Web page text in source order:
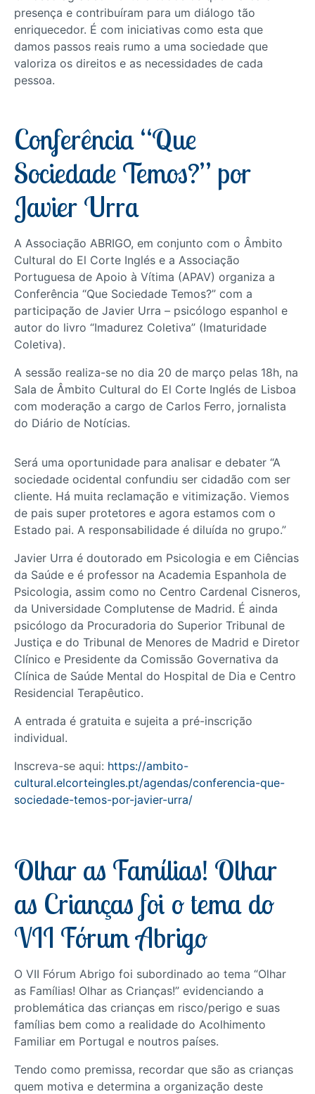
presença e contribuíram para um diálogo tão
enriquecedor. É com iniciativas como esta que
damos passos reais rumo a uma sociedade que
valoriza os direitos e as necessidades de cada
pessoa.
Conferência “Que
Sociedade Temos?” por
Javier Urra
A Associação ABRIGO, em conjunto com o Âmbito
Cultural do El Corte Inglés e a Associação
Portuguesa de Apoio à Vítima (APAV) organiza a
Conferência “Que Sociedade Temos?” com a
participação de Javier Urra – psicólogo espanhol e
autor do livro “Imadurez Coletiva” (Imaturidade
Coletiva).
A sessão realiza-se no dia 20 de março pelas 18h, na
Sala de Âmbito Cultural do El Corte Inglés de Lisboa
com moderação a cargo de Carlos Ferro, jornalista
do Diário de Notícias.
Será uma oportunidade para analisar e debater “A
sociedade ocidental confundiu ser cidadão com ser
cliente. Há muita reclamação e vitimização. Viemos
de pais super protetores e agora estamos com o
Estado pai. A responsabilidade é diluída no grupo.”
Javier Urra é doutorado em Psicologia e em Ciências
da Saúde e é professor na Academia Espanhola de
Psicologia, assim como no Centro Cardenal Cisneros,
da Universidade Complutense de Madrid. É ainda
psicólogo da Procuradoria do Superior Tribunal de
Justiça e do Tribunal de Menores de Madrid e Diretor
Clínico e Presidente da Comissão Governativa da
Clínica de Saúde Mental do Hospital de Dia e Centro
Residencial Terapêutico.
A entrada é gratuita e sujeita a pré-inscrição
individual.
Inscreva-se aqui: https://ambito-
cultural.elcorteingles.pt/agendas/conferencia-que-
sociedade-temos-por-javier-urra/
Olhar as Famílias! Olhar
as Crianças foi o tema do
VII Fórum Abrigo
O VII Fórum Abrigo foi subordinado ao tema “Olhar
as Famílias! Olhar as Crianças!” evidenciando a
problemática das crianças em risco/perigo e suas
famílias bem como a realidade do Acolhimento
Familiar em Portugal e noutros países.
Tendo como premissa, recordar que são as crianças
quem motiva e determina a organização deste